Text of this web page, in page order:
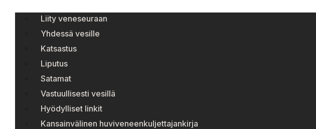
Liity veneseuraan
Yhdessä vesille
Katsastus
Liputus
Satamat
Vastuullisesti vesillä
Hyödylliset linkit
Kansainvälinen huviveneenkuljettajankirja